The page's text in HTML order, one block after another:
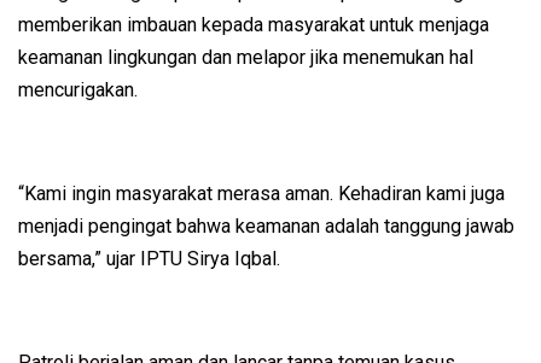
memberikan imbauan kepada masyarakat untuk menjaga
keamanan lingkungan dan melapor jika menemukan hal
mencurigakan.
“Kami ingin masyarakat merasa aman. Kehadiran kami juga
menjadi pengingat bahwa keamanan adalah tanggung jawab
bersama,” ujar IPTU Sirya Iqbal.